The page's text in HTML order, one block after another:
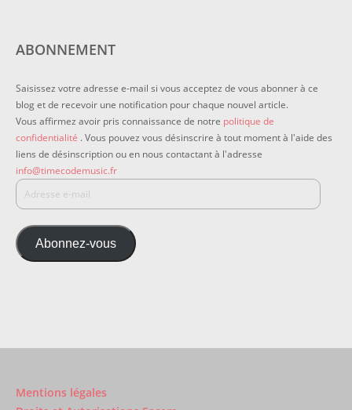
ABONNEMENT
Saisissez votre adresse e-mail si vous acceptez de vous abonner à ce
blog et de recevoir une notification pour chaque nouvel article.
Vous affirmez avoir pris connaissance de notre politique de
confidentialité . Vous pouvez vous désinscrire à tout moment à l'aide des
liens de désinscription ou en nous contactant à l'adresse
info@timecodemusic.fr
Abonnez-vous
Mentions légales